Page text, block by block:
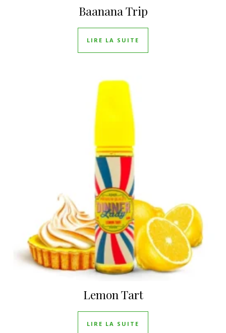
Baanana Trip
LIRE LA SUITE
Lemon Tart
LIRE LA SUITE